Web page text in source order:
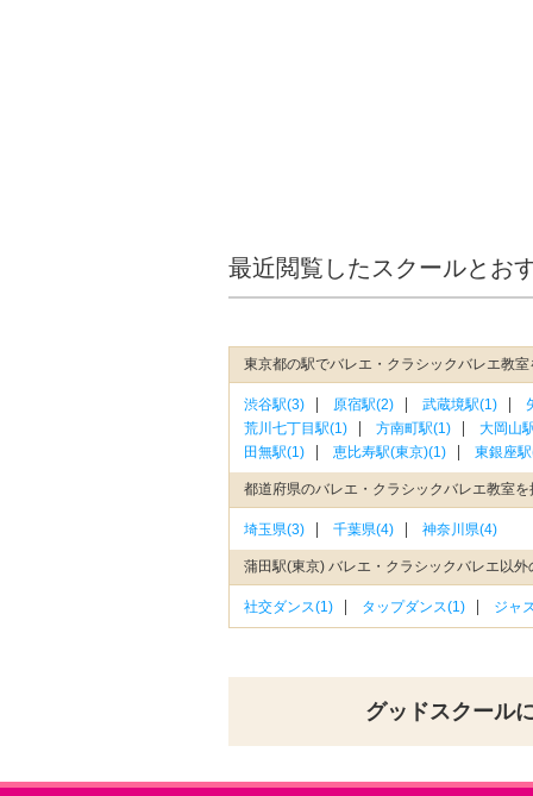
最近閲覧したスクールとお
東京都の駅でバレエ・クラシックバレエ教室
渋谷駅(3) 原宿駅(2) 武蔵境駅(1)
荒川七丁目駅(1)
方南町駅(1) 大岡山
田無駅(1)
恵比寿駅(東京)(1) 東銀座
都道府県のバレエ・クラシックバレエ教室を
埼玉県(3) 千葉県(4) 神奈川県(4)
蒲田駅(東京) バレエ・クラシックバレエ以
社交ダンス(1) タップダンス(1) ジャ
グッドスクール